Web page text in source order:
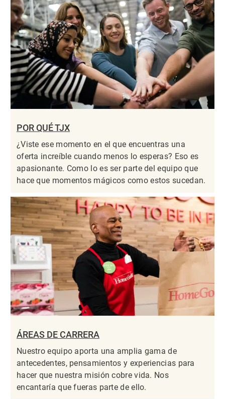
POR QUÉ TJX
¿Viste ese momento en el que encuentras una
oferta increíble cuando menos lo esperas? Eso es
apasionante. Como lo es ser parte del equipo que
hace que momentos mágicos como estos sucedan.
ÁREAS DE CARRERA
Nuestro equipo aporta una amplia gama de
antecedentes, pensamientos y experiencias para
hacer que nuestra misión cobre vida. Nos
encantaría que fueras parte de ello.